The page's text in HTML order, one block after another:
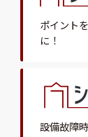
ポイントを
に！
設備故障